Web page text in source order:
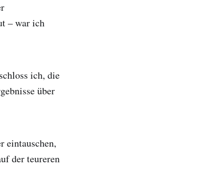
– war ich
ich, die
über
eintauschen,
der teureren